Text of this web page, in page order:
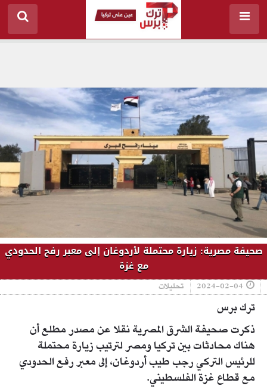
صحيفة مصرية: زيارة محتملة لأردوغان إلى معبر رفح الحدودي
مع غزة
2024-02-04 تحليلات
ترك برس
ذكرت صحيفة الشرق المصرية نقلا عن مصدر مطلع أن
هناك محادثات بين تركيا ومصر لترتيب زيارة محتملة
للرئيس التركي رجب طيب أردوغان، إلى معبر رفع الحدودي
مع قطاع غزة الفلسطيني.